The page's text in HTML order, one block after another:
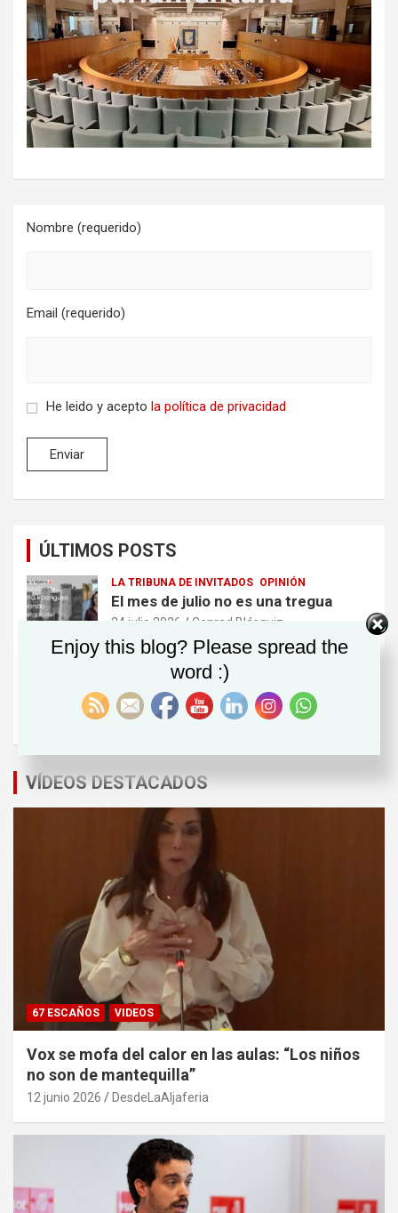
Nombre (requerido)
Email (requerido)
He leido y acepto la política de privacidad
ÚLTIMOS POSTS
LA TRIBUNA DE INVITADOS OPINIÓN
El mes de julio no es una tregua
24 julio 2026 Conrad Blásquiz
EN 2 MINUTOS OPINIÓN
30 junio 2026 Conrad Blásquiz
VÍDEOS DESTACADOS
67 ESCAÑOS VIDEOS
Vox se mofa del calor en las aulas: “Los niños
no son de mantequilla”
12 junio 2026 DesdeLaAljaferia
Enjoy this blog? Please spread the
word :)